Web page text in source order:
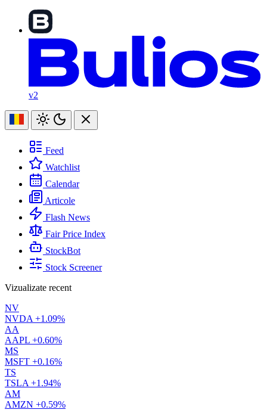
v2
Feed
Watchlist
Calendar
Articole
Flash News
Fair Price Index
StockBot
Stock Screener
Vizualizate recent
NV
NVDA +1.09%
AA
AAPL +0.60%
MS
MSFT +0.16%
TS
TSLA +1.94%
AM
AMZN +0.59%